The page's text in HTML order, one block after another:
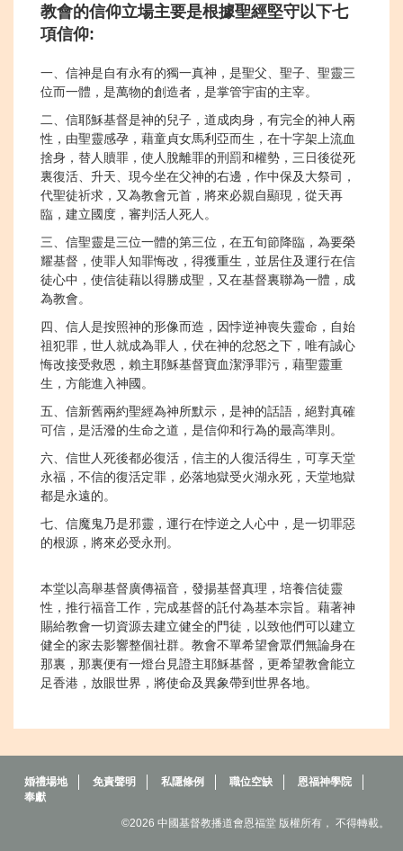
教會的信仰立場主要是根據聖經堅守以下七
項信仰:
一、信神是自有永有的獨一真神，是聖父、聖子、聖靈三
位而一體，是萬物的創造者，是掌管宇宙的主宰。
二、信耶穌基督是神的兒子，道成肉身，有完全的神人兩
性，由聖靈感孕，藉童貞女馬利亞而生，在十字架上流血
捨身，替人贖罪，使人脫離罪的刑罰和權勢，三日後從死
裏復活、升天、現今坐在父神的右邊，作中保及大祭司，
代聖徒祈求，又為教會元首，將來必親自顯現，從天再
臨，建立國度，審判活人死人。
三、信聖靈是三位一體的第三位，在五旬節降臨，為要榮
耀基督，使罪人知罪悔改，得獲重生，並居住及運行在信
徒心中，使信徒藉以得勝成聖，又在基督裏聯為一體，成
為教會。
四、信人是按照神的形像而造，因悖逆神喪失靈命，自始
祖犯罪，世人就成為罪人，伏在神的忿怒之下，唯有誠心
悔改接受救恩，賴主耶穌基督寶血潔淨罪污，藉聖靈重
生，方能進入神國。
五、信新舊兩約聖經為神所默示，是神的話語，絕對真確
可信，是活潑的生命之道，是信仰和行為的最高準則。
六、信世人死後都必復活，信主的人復活得生，可享天堂
永福，不信的復活定罪，必落地獄受火湖永死，天堂地獄
都是永遠的。
七、信魔鬼乃是邪靈，運行在悖逆之人心中，是一切罪惡
的根源，將來必受永刑。
本堂以高舉基督廣傳福音，發揚基督真理，培養信徒靈
性，推行福音工作，完成基督的託付為基本宗旨。藉著神
賜給教會一切資源去建立健全的門徒，以致他們可以建立
健全的家去影響整個社群。教會不單希望會眾們無論身在
那裏，那裏便有一燈台見證主耶穌基督，更希望教會能立
足香港，放眼世界，將使命及異象帶到世界各地。
婚禮場地 免責聲明 私隱條例 職位空缺
恩福神學院
奉獻
©2026 中國基督教播道會恩福堂 版權所有， 不得轉載。